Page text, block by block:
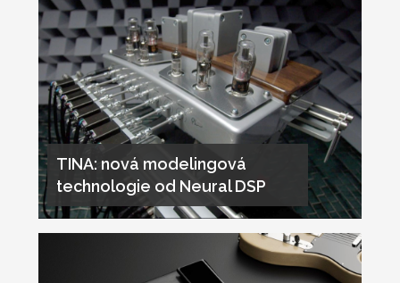
TINA: nová modelingová
technologie od Neural DSP